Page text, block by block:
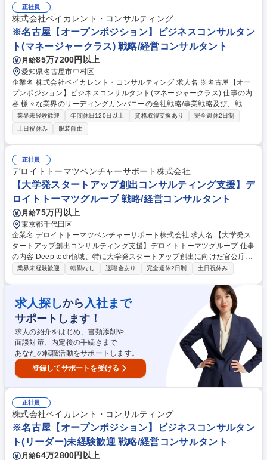
入戦略策定/推進 ★ヘルスケア：製剤データのマネジメントシステム構築
★航空：航空会社のデジタルマーケティングの高度化 ★小売：データアナ
リティクスを活用した店舗出店戦略支援 ★官公庁：スマートシティ事業の
海外展開戦略の策定 など 募集職種 名古屋【オープンポジション】ビジネ
スコンサルタント（マネージャークラス～）
正社員
株式会社ベイカレント・コンサルティング
※名古屋【オープンポジション】ビジネスコンサルタン
ト(マネージャークラス) 戦略/経営コンサルタント
月給85万7200円以上
愛知県名古屋市中村区
企業名 株式会社ベイカレント・コンサルティング 求人名 ※名古屋【オー
プンポジション】ビジネスコンサルタント(マネージャークラス) 仕事の内
容 様々な業界のリーディングカンパニーの全社戦略/事業戦略及び、戦略
実現に向けたオペレーション検討/実行支援等、様々な課題解決を横断的に
ご担当・リードしていただきます。 【プロジェクト事例】★銀行：モバイ
ルペイメントサービス立上げにおける事業戦略策定 ★素材：生成AIによる
製鉄会社の安全対策効率化 ★ハイテク：中国ロボティクス市場への新規参
入戦略策定/推進 ★ヘルスケア：製剤データのマネジメントシステム構築
★航空：航空会社のデジタルマーケティングの高度化 ★小売：データアナ
リティクスを活用した店舗出店戦略支援 ★官公庁：スマートシティ事業の
海外展開戦略の策定 など 募集職種 ※名古屋【オープンポジション】ビジ
ネスコンサルタント(マネージャークラス)
業界未経験歓迎 年間休日120日以上 資格取得支援あり
完全週休2日制
土日祝休み
服装自由
正社員
デロイトトーマツベンチャーサポート株式会社
【大学発スタートアップ創出コンサルティング支援】デ
ロイトトーマツグループ 戦略/経営コンサルタント
月給75万円以上
東京都千代田区
企業名 デロイトトーマツベンチャーサポート株式会社 求人名 【大学発ス
タートアップ創出コンサルティング支援】デロイトトーマツグループ 仕事
の内容 Deep tech領域、特に大学発スタートアップ創出に向けた官公庁へ
のコンサルティング支援やエコシステム構築支援、大学等の技術シーズを
細】 ■官公庁に向けたイノベーションエコシステム構築に向けたコンサル
ティング■大学発スタートアップ創出に向けたコンサルティング支援■研究
者に向けた事業化・伴走支援（事業計画策定・資金調達・CxO紹介等）■
海外展開支援■DemoDay企画支援■上記に係るクラアントへの提案、PM
募集職種 【大学発スタートアップ創出コンサルティング支援】デロイトト
ーマツグループ
業界未経験歓迎 転勤なし 退職金あり 完全週休2日制 土日祝休み
求人探しから 入社まで
サポートします！
求人の紹介をはじめ、書類添削や
面談対策、内定後の手続きまで
あなたの転職活動をサポートします。
登録してサポートを受ける
正社員
株式会社ベイカレント・コンサルティング
※名古屋【オープンポジション】ビジネスコンサルタン
ト(リーダー)未経験歓迎 戦略/経営コンサルタント
月給64万2800円以上